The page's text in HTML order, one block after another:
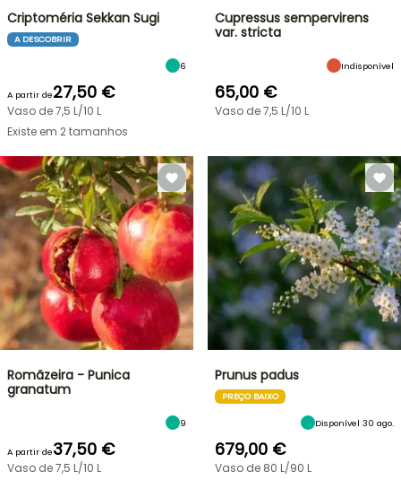
Criptoméria Sekkan Sugi
A DESCOBRIR
6
A partir de27,50 €
Vaso de 7,5 L/10 L
Existe em 2 tamanhos
Cupressus sempervirens
var. stricta
Indisponível
65,00 €
Vaso de 7,5 L/10 L
Romãzeira - Punica
granatum
9
A partir de37,50 €
Vaso de 7,5 L/10 L
Prunus padus
PREÇO BAIXO
Disponível 30 ago.
679,00 €
Vaso de 80 L/90 L